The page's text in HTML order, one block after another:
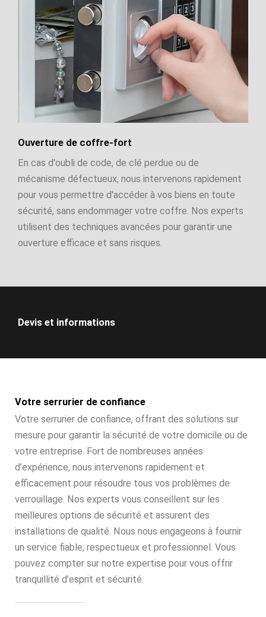
Ouverture de coffre-fort
En cas d'oubli de code, de clé perdue ou de
mécanisme défectueux, nous intervenons rapidement
pour vous permettre d'accéder à vos biens en toute
sécurité, sans endommager votre coffre. Nos experts
utilisent des techniques avancées pour garantir une
ouverture efficace et sans risques.
Devis et informations
Votre serrurier de confiance
Votre serrurier de confiance, offrant des solutions sur
mesure pour garantir la sécurité de votre domicile ou de
votre entreprise. Fort de nombreuses années
d’expérience, nous intervenons rapidement et
efficacement pour résoudre tous vos problèmes de
verrouillage. Nos experts vous conseillent sur les
meilleures options de sécurité et assurent des
installations de qualité. Nous nous engageons à fournir
un service fiable, respectueux et professionnel. Vous
pouvez compter sur notre expertise pour vous offrir
tranquillité d’esprit et sécurité.